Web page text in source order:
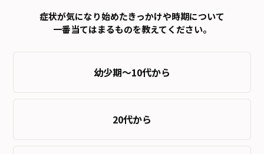
症状が気になり始めたきっかけや時期について
一番当てはまるものを教えてください。
幼少期～10代から
20代から